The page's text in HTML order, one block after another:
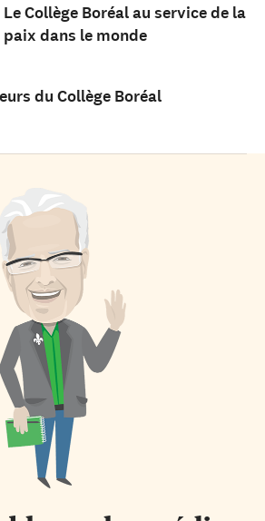
Le Collège Boréal au service de la
paix dans le monde
du Collège Boréal